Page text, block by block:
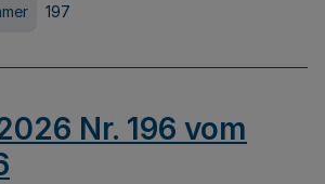
197
Nr. 196 vom